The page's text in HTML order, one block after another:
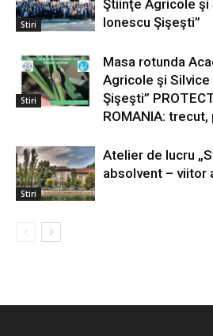
Stiri
Ştiinţe Agricole şi
Ionescu Şişeşti”
Stiri
Masa rotunda
Agricole şi Silvice
Şişeşti”
ROMANIA:
Stiri
Atelier de lucru
absolvent – viitor